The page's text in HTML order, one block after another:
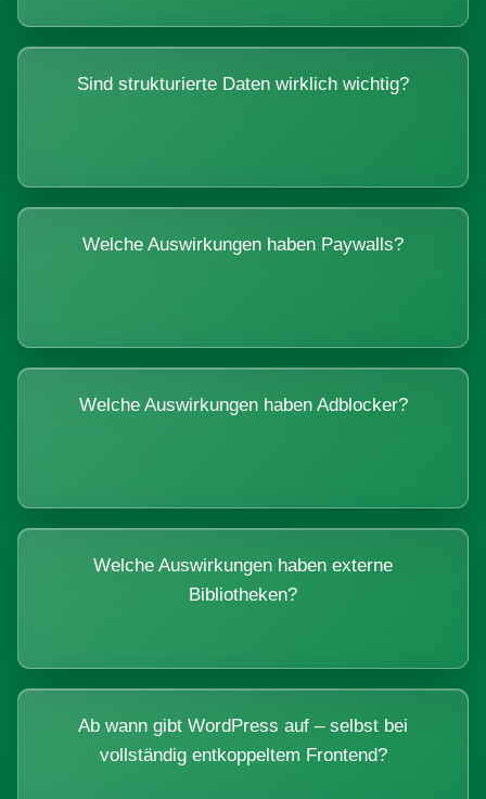
Sind strukturierte Daten wirklich wichtig?
Welche Auswirkungen haben Paywalls?
Welche Auswirkungen haben Adblocker?
Welche Auswirkungen haben externe
Bibliotheken?
Ab wann gibt WordPress auf – selbst bei
vollständig entkoppeltem Frontend?